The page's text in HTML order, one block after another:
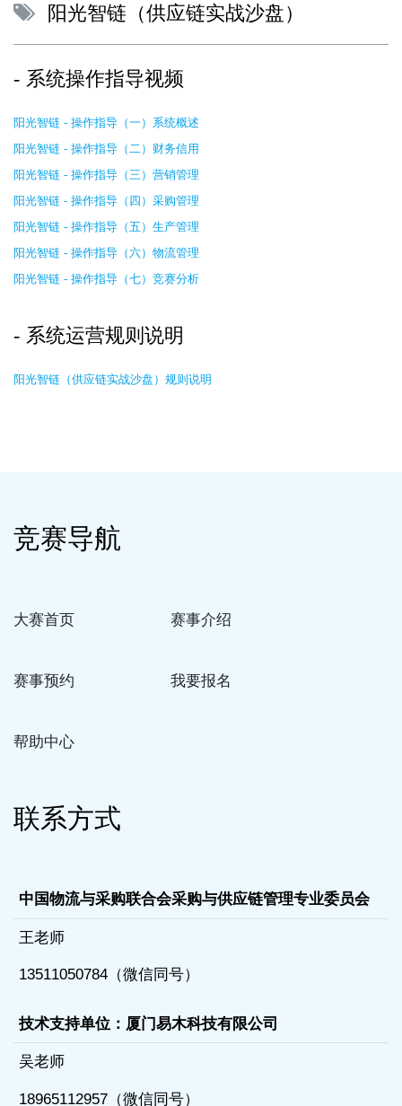
阳光智链（供应链实战沙盘）
系统操作指导视频
阳光智链 - 操作指导（一）系统概述
阳光智链 - 操作指导（二）财务信用
阳光智链 - 操作指导（三）营销管理
阳光智链 - 操作指导（四）采购管理
阳光智链 - 操作指导（五）生产管理
阳光智链 - 操作指导（六）物流管理
阳光智链 - 操作指导（七）竞赛分析
系统运营规则说明
阳光智链（供应链实战沙盘）规则说明
竞赛导航
大赛首页 赛事介绍
赛事预约 我要报名
帮助中心
联系方式
中国物流与采购联合会采购与供应链管理专业委员会
王老师
13511050784（微信同号）
技术支持单位：厦门易木科技有限公司
吴老师
18965112957（微信同号）